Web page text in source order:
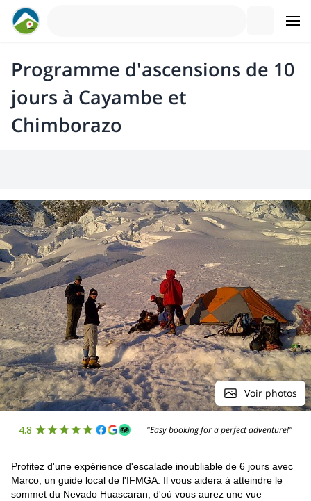
Programme d'ascensions de 10
jours à Cayambe et
Chimborazo
Voir photos
4.8 "Easy booking for a perfect adventure!"
Profitez d'une expérience d'escalade inoubliable de 6 jours avec
Marco, un guide local de l'IFMGA. Il vous aidera à atteindre le
sommet du Nevado Huascaran, d'où vous aurez une vue